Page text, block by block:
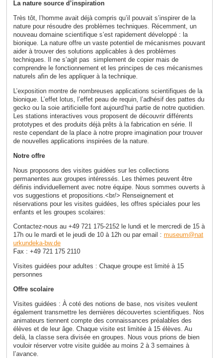
La nature source d’inspiration
Très tôt, l’homme avait déjà compris qu’il pouvait s’inspirer de la
nature pour résoudre des problèmes techniques. Récemment, un
nouveau domaine scientifique s’est rapidement développé : la
bionique. La nature offre un vaste potentiel de mécanismes pouvant
aider à trouver des solutions applicables à des problèmes
techniques. Il ne s’agit pas simplement de copier mais de
comprendre le fonctionnement et les principes de ces mécanismes
naturels afin de les appliquer à la technique.
L’exposition montre de nombreuses applications scientifiques de la
bionique. L’effet lotus, l’effet peau de requin, l’adhésif des pattes du
gecko ou la soie artificielle font aujourd’hui partie de notre quotidien.
Les stations interactives vous proposent de découvrir différents
prototypes et des produits déjà prêts à la fabrication en série. Il
reste cependant de la place à notre propre imagination pour trouver
de nouvelles applications inspirées de la nature.
Notre offre
Nous proposons des visites guidées sur les collections
permanentes aux groupes intéressés. Les thèmes peuvent être
définis individuellement avec notre équipe. Nous sommes ouverts à
vos suggestions et propositions.<br/> Renseignement et
réservations pour les visites guidées, les offres spéciales pour les
enfants et les groupes scolaires:
Contactez-nous au +49 721 175-2152 le lundi et le mercredi de 15 à
17h ou le mardi et le jeudi de 10 à 12h ou par email : museum@nat
urkundeka-bw.de
Fax : +49 721 175 2110
Visites guidées pour adultes : Chaque groupe est limité à 15
personnes
Offre scolaire
Visites guidées : À coté des notions de base, nos visites veulent
également transmettre les dernières découvertes scientifiques. Nos
animateurs tiennent compte des connaissances préalables des
élèves et de leur âge. Chaque visite est limitée à 15 élèves. Au
delà, la classe sera divisée en groupes. Nous vous prions de bien
vouloir réserver votre visite guidée au moins 2 à 3 semaines à
l’avance.